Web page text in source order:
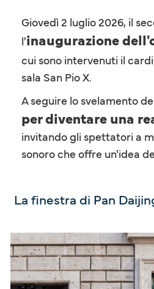
Giovedì 2 luglio 2026, il
l'inaugurazione
cui sono intervenuti il
sala San Pio X.
A seguire lo svelamento
per diventare una
invitando gli spettatori a
sonoro che offre un'idea
La finestra di Pan